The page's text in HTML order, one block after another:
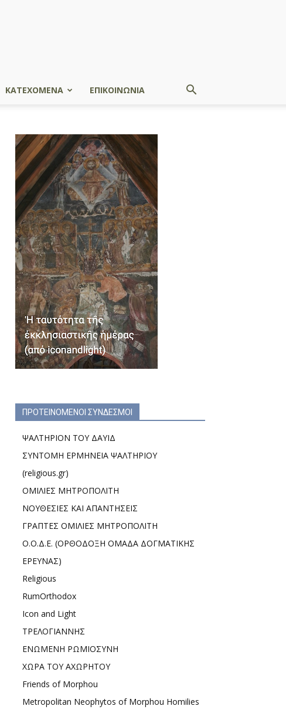
ΚΑΤΕΧΟΜΕΝΑ ΕΠΙΚΟΙΝΩΝΙΑ
ΠΡΟΤΕΙΝΟΜΕΝΟΙ ΣΥΝΔΕΣΜΟΙ
ΨΑΛΤΗΡΙΟΝ ΤΟΥ ΔΑΥΙΔ
ΣΥΝΤΟΜΗ ΕΡΜΗΝΕΙΑ ΨΑΛΤΗΡΙΟΥ
(religious.gr)
ΟΜΙΛΙΕΣ ΜΗΤΡΟΠΟΛΙΤΗ
ΝΟΥΘΕΣΙΕΣ ΚΑΙ ΑΠΑΝΤΗΣΕΙΣ
ΓΡΑΠΤΕΣ ΟΜΙΛΙΕΣ ΜΗΤΡΟΠΟΛΙΤΗ
Ο.Ο.Δ.Ε. (ΟΡΘΟΔΟΞΗ ΟΜΑΔΑ ΔΟΓΜΑΤΙΚΗΣ
ΕΡΕΥΝΑΣ)
Religious
RumOrthodox
Icon and Light
ΤΡΕΛΟΓΙΑΝΝΗΣ
ΕΝΩΜΕΝΗ ΡΩΜΙΟΣΥΝΗ
ΧΩΡΑ ΤΟΥ ΑΧΩΡΗΤΟΥ
Friends of Morphou
Metropolitan Neophytos of Morphou Homilies